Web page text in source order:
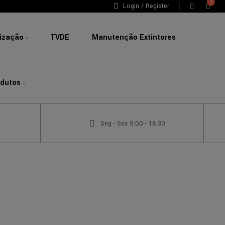
Login / Register
0
TVDE Manutenção Extintores
Seg - Sex 9:00 - 18:30